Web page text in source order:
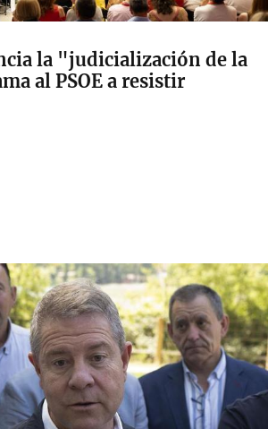
la "judicialización de la
al PSOE a resistir